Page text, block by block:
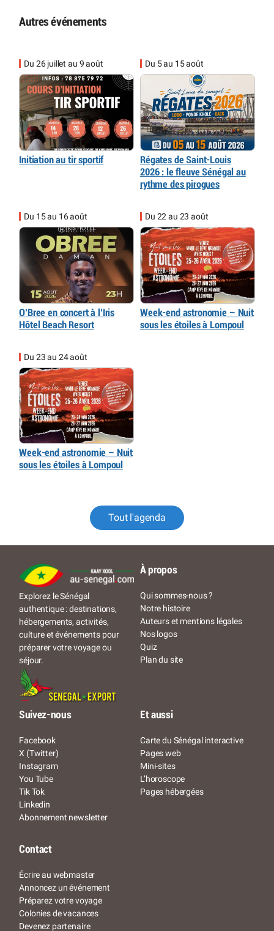
Autres événements
Du 26 juillet au 9 août
Initiation au tir sportif
Du 5 au 15 août
Régates de Saint-Louis
2026 : le fleuve Sénégal au
rythme des pirogues
Du 15 au 16 août
O’Bree en concert à l’Iris
Hôtel Beach Resort
Du 22 au 23 août
Week-end astronomie – Nuit
sous les étoiles à Lompoul
Du 23 au 24 août
Week-end astronomie – Nuit
sous les étoiles à Lompoul
Tout l'agenda
Explorez le Sénégal
authentique : destinations,
hébergements, activités,
culture et événements pour
préparer votre voyage ou
séjour.
À propos
Qui sommes-nous ?
Notre histoire
Auteurs et mentions légales
Nos logos
Quiz
Plan du site
Suivez-nous
Facebook
X (Twitter)
Instagram
You Tube
Tik Tok
Linkedin
Abonnement newsletter
Et aussi
Carte du Sénégal interactive
Pages web
Mini-sites
L’horoscope
Pages hébergées
Contact
Écrire au webmaster
Annoncez un événement
Préparez votre voyage
Colonies de vacances
Devenez partenaire